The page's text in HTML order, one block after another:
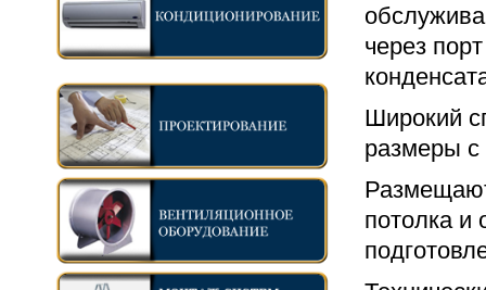
через
Широкий
размеры
потолка и